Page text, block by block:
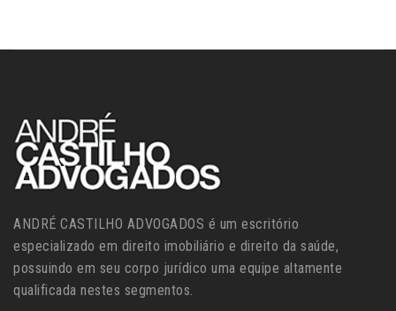
ANDRÉ CASTILHO ADVOGADOS é um escritório
especializado em direito imobiliário e direito da saúde,
possuindo em seu corpo jurídico uma equipe altamente
qualificada nestes segmentos.